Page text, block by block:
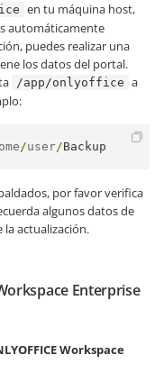
en tu máquina host,
automáticamente
puedes realizar una
los datos del portal.
/app/onlyoffice a
/user/Backup
por favor verifica
algunos datos de
actualización.
Enterprise
Workspace